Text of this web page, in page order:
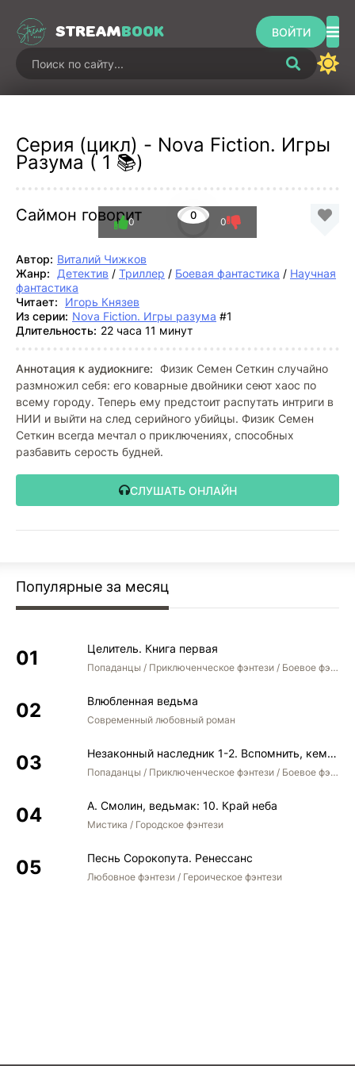
STREAMBOOK ВОЙТИ
Серия (цикл) - Nova Fiction. Игры
Разума ( 1 📚)
Саймон говорит 0
0 0
Автор: Виталий Чижков
Жанр:
Детектив / Триллер / Боевая фантастика / Научная
фантастика
Читает:
Игорь Князев
Из серии: Nova Fiction. Игры разума #1
Длительность: 22 часа 11 минут
Аннотация к аудиокниге:
Физик Семен Сеткин случайно
размножил себя: его коварные двойники сеют хаос по
всему городу. Теперь ему предстоит распутать интриги в
НИИ и выйти на след серийного убийцы. Физик Семен
Сеткин всегда мечтал о приключениях, способных
разбавить серость будней.
СЛУШАТЬ ОНЛАЙН
Популярные за месяц
Целитель. Книга первая
Попаданцы / Приключенческое фэнтези / Боевое фэнтези
Влюбленная ведьма
Современный любовный роман
Незаконный наследник 1-2. Вспомнить, кем был. Стать собой. Остаться собой
Попаданцы / Приключенческое фэнтези / Боевое фэнтези / Юмористическое фэнтези
А. Смолин, ведьмак: 10. Край неба
Мистика / Городское фэнтези
Песнь Сорокопута. Ренессанс
Любовное фэнтези / Героическое фэнтези